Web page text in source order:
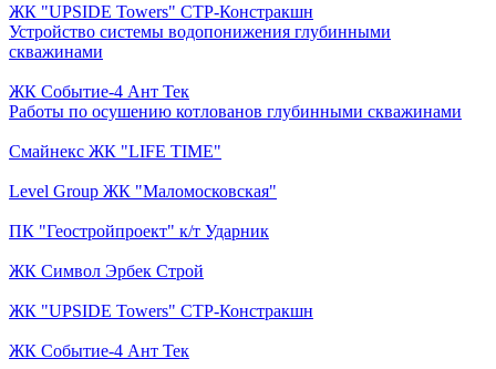
ЖК "UPSIDE Towers" СТР-Констракшн
Устройство системы водопонижения глубинными
скважинами
ЖК Событие-4 Ант Тек
Работы по осушению котлованов глубинными скважинами
Смайнекс ЖК "LIFE TIME"
Level Group ЖК "Маломосковская"
ПК "Геостройпроект" к/т Ударник
ЖК Символ Эрбек Строй
ЖК "UPSIDE Towers" СТР-Констракшн
ЖК Событие-4 Ант Тек